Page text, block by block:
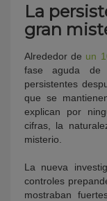
La
gran
Alrededor de un
fase aguda de
persistentes
que se
explican por
cifras, la
misterio.
La nueva
controles
mostraban